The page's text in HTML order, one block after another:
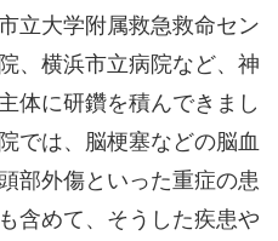
立大学附属救急救命セン
、横浜市立病院など、神
体に研鑽を積んできまし
では、脳梗塞などの脳血
部外傷といった重症の患
含めて、そうした疾患や